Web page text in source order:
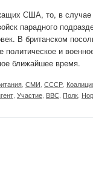
США, то, в
парадного
В британском
и
ближайшее время.
СМИ СССР
Участие ВВС Полк